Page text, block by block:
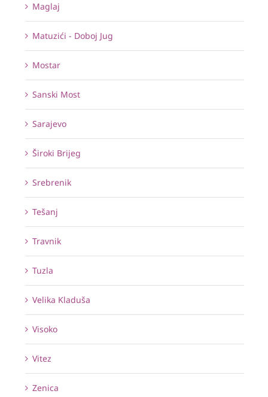
Maglaj
Matuzići - Doboj Jug
Mostar
Sanski Most
Sarajevo
Široki Brijeg
Srebrenik
Tešanj
Travnik
Tuzla
Velika Kladuša
Visoko
Vitez
Zenica